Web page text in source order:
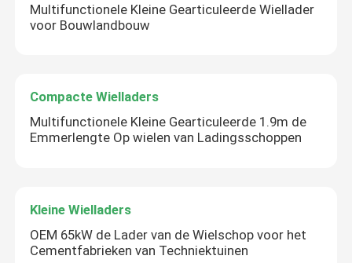
Multifunctionele Kleine Gearticuleerde Wiellader
voor Bouwlandbouw
Compacte Wielladers
Multifunctionele Kleine Gearticuleerde 1.9m de
Emmerlengte Op wielen van Ladingsschoppen
Kleine Wielladers
OEM 65kW de Lader van de Wielschop voor het
Cementfabrieken van Techniektuinen